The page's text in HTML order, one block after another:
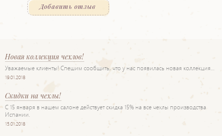
Добавить отзыв
Новая коллекция чехлов!
Уважаемые клиенты! Спешим сообщить, что у нас появилась новая коллекция…
19.01.2018
Скидки на чехлы!
С 15 января в нашем салоне действует скидка 15% на все чехлы производства
Испании.
15.01.2018